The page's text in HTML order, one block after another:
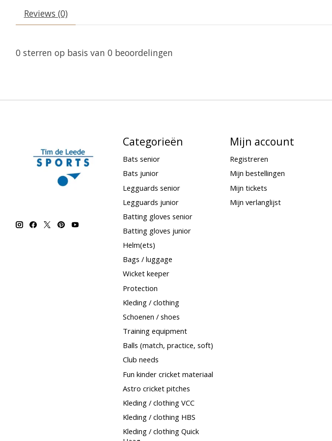
Reviews (0)
0 sterren op basis van 0 beoordelingen
Categorieën
Bats senior
Bats junior
Legguards senior
Legguards junior
Batting gloves senior
Batting gloves junior
Helm(ets)
Bags / luggage
Wicket keeper
Protection
Kleding / clothing
Schoenen / shoes
Training equipment
Balls (match, practice, soft)
Club needs
Fun kinder cricket materiaal
Astro cricket pitches
Kleding / clothing VCC
Kleding / clothing HBS
Kleding / clothing Quick
Mijn account
Registreren
Mijn bestellingen
Mijn tickets
Mijn verlanglijst